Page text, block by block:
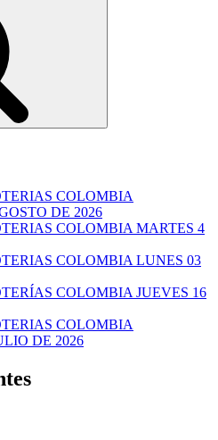
COLOMBIA
DE 2026
COLOMBIA MARTES 4
COLOMBIA LUNES 03
COLOMBIA JUEVES 16
COLOMBIA
DE 2026